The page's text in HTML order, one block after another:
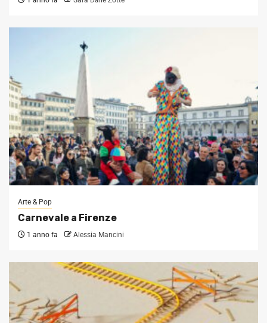
Arte & Pop
Carnevale a Firenze
1 anno fa Alessia Mancini